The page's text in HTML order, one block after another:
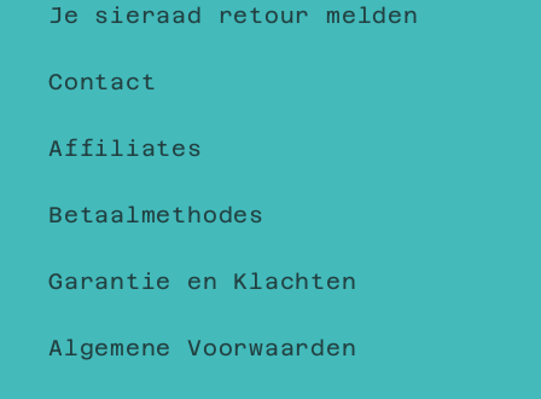
Je sieraad retour melden
Contact
Affiliates
Betaalmethodes
Garantie en Klachten
Algemene Voorwaarden